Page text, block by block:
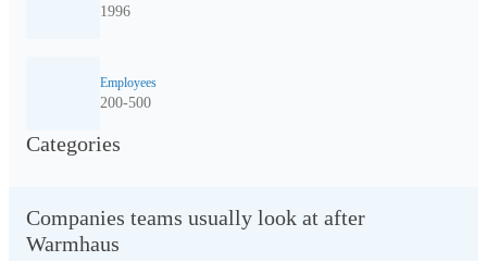
1996
Employees
200-500
Categories
Companies teams usually look at after
Warmhaus